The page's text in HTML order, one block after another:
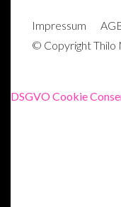
Impres­sum
© Copyright Thilo
DSGVO Cookie